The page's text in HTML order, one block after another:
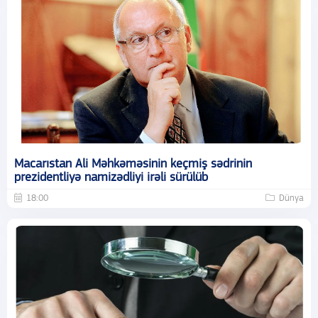
Macarıstan Ali Məhkəməsinin keçmiş sədrinin
prezidentliyə namizədliyi irəli sürülüb
18:00 Dünya